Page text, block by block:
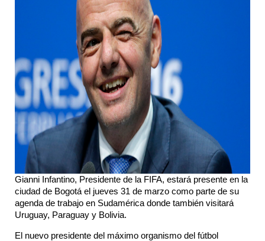
Gianni Infantino, Presidente de la FIFA, estará presente en la
ciudad de Bogotá el jueves 31 de marzo como parte de su
agenda de trabajo en Sudamérica donde también visitará
Uruguay, Paraguay y Bolivia.
El nuevo presidente del máximo organismo del fútbol